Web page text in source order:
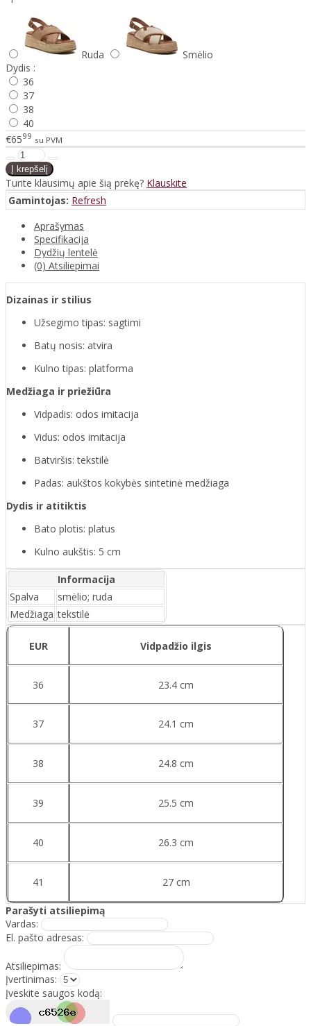
Ruda
Smėlio
Dydis :
36
37
38
40
€6599 su PVM
Turite klausimų apie šią prekę? Klauskite
Gamintojas: Refresh
Aprašymas
Specifikacija
Dydžių lentelė
(0) Atsiliepimai
Dizainas ir stilius
Užsegimo tipas: sagtimi
Batų nosis: atvira
Kulno tipas: platforma
Medžiaga ir priežiūra
Vidpadis: odos imitacija
Vidus: odos imitacija
Batviršis: tekstilė
Padas: aukštos kokybės sintetinė medžiaga
Dydis ir atitiktis
Bato plotis: platus
Kulno aukštis: 5 cm
Informacija
Spalva
smėlio; ruda
Medžiaga tekstilė
EUR Vidpadžio ilgis
36 23.4 cm
37 24.1 cm
38 24.8 cm
39 25.5 cm
40 26.3 cm
41 27 cm
Parašyti atsiliepimą
Vardas:
El. pašto adresas:
Atsiliepimas:
Įvertinimas:
Įveskite saugos kodą: